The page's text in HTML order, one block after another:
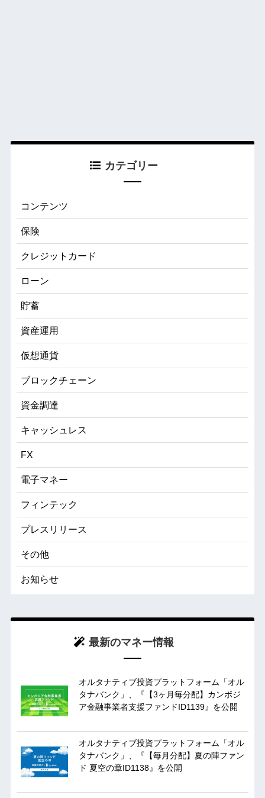
カテゴリー
コンテンツ
保険
クレジットカード
ローン
貯蓄
資産運用
仮想通貨
ブロックチェーン
資金調達
キャッシュレス
FX
電子マネー
フィンテック
プレスリリース
その他
お知らせ
最新のマネー情報
オルタナティブ投資プラットフォーム「オル
タナバンク」、『【3ヶ月毎分配】カンボジ
ア金融事業者支援ファンドID1139』を公開
オルタナティブ投資プラットフォーム「オル
タナバンク」、『【毎月分配】夏の陣ファン
ド 夏空の章ID1138』を公開